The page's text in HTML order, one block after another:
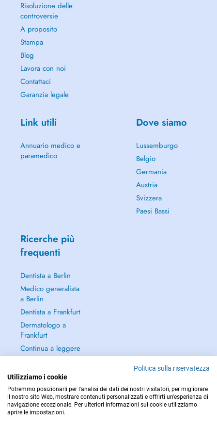
Risoluzione delle
controversie
A proposito
Stampa
Blog
Lavora con noi
Contattaci
Garanzia legale
Link utili
Annuario medico e
paramedico
Dove siamo
Lussemburgo
Belgio
Germania
Austria
Svizzera
Paesi Bassi
Ricerche più
frequenti
Dentista a Berlin
Medico generalista
a Berlin
Dentista a Frankfurt
Dermatologo a
Frankfurt
Continua a leggere
→
PER LE URGENZE, CONSULTARE : 112
Politica sulla riservatezza
Utilizziamo i cookie
Potremmo posizionarli per l'analisi dei dati dei nostri visitatori, per migliorare
il nostro sito Web, mostrare contenuti personalizzati e offrirti un'esperienza di
navigazione eccezionale. Per ulteriori informazioni sui cookie utilizziamo
aprire le impostazioni.